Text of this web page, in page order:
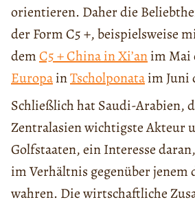
orientieren. Daher die
der Form C5 +, beispielsweise
demC5 + China in Xi’anim Mai
EuropainTscholponataim Juni
Schließlich hat Saudi-Arabien,
Zentralasien wichtigste Akteur
Golfstaaten, ein Interesse
im Verhältnis gegenüber jenem
wahren. Die wirtschaftliche